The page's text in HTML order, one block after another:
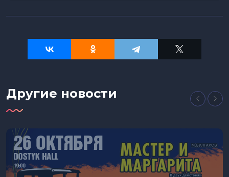
Другие новости